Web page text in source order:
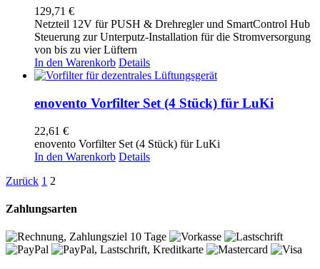
129,71 €
Netzteil 12V für PUSH & Drehregler und SmartControl Hub
Steuerung zur Unterputz-Installation für die Stromversorgung
von bis zu vier Lüftern
In den Warenkorb Details
enovento Vorfilter Set (4 Stück) für LuKi
22,61 €
enovento Vorfilter Set (4 Stück) für LuKi
In den Warenkorb Details
Zurück 1 2
Zahlungsarten